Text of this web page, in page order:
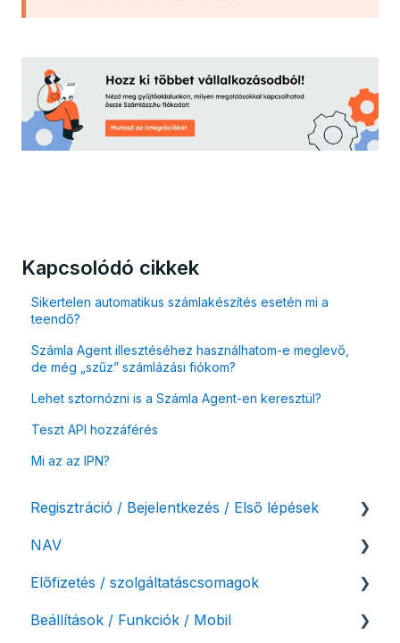
Kapcsolódó cikkek
Sikertelen automatikus számlakészítés esetén mi a
teendő?
Számla Agent illesztéséhez használhatom-e meglevő,
de még „szűz” számlázási fiókom?
Lehet sztornózni is a Számla Agent-en keresztül?
Teszt API hozzáférés
Mi az az IPN?
Regisztráció / Bejelentkezés / Első lépések
Felhasználó beállításai
Számlázási fiók kezdő beállításai, első lépések
NAV
NAV online adatszolgáltatás
Adóhatósági ellenőrzés adatszolgáltatás
Előfizetés / szolgáltatáscsomagok
Szolgáltatáscsomag kiválasztása
Beállítások / Funkciók / Mobil